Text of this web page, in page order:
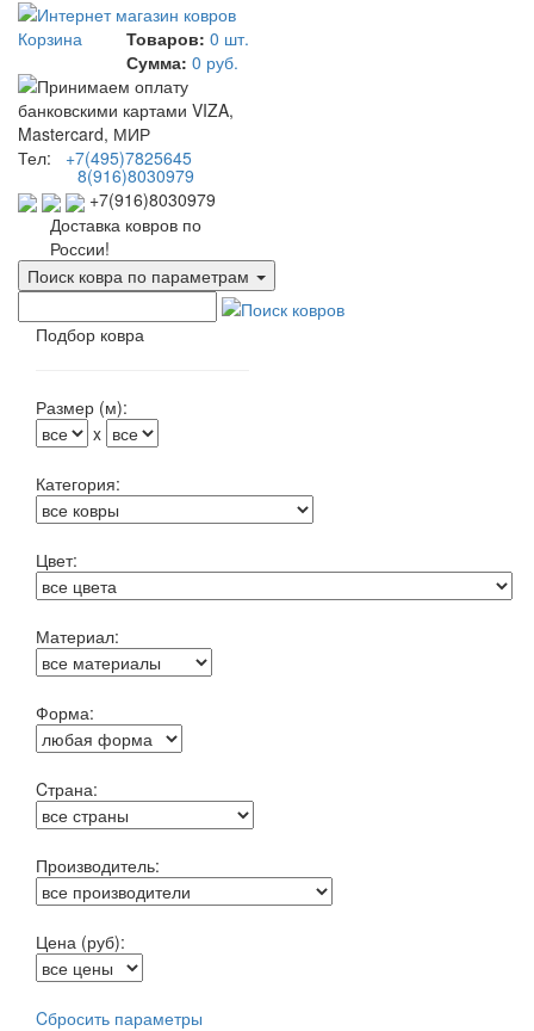
Корзина Товаров: 0 шт.
Сумма: 0 руб.
Тел: +7(495)7825645
8(916)8030979
+7(916)8030979
Доставка ковров по
России!
Поиск ковра по параметрам
Подбор ковра
Размер (м):
x
Категория:
Цвет:
Материал:
Форма:
Cтрана:
Производитель:
Цена (руб):
Cбросить параметры